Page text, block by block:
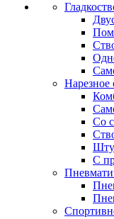
Нарезное
Со
С